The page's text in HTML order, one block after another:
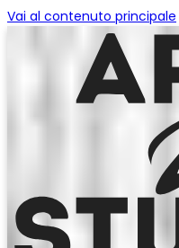
Vai al contenuto principale